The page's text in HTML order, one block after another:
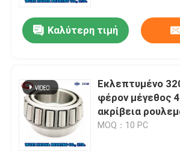
Καλύτερη τιμή
Εκλεπτυμένο
φέρον μέγεθος
ακρίβεια
P0 P5 P6
MOQ：10 PC